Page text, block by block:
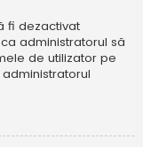
fi dezactivat
administratorul să
de utilizator pe